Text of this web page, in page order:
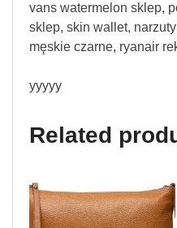
vans watermelon sklep,
sklep, skin wallet,
męskie czarne, ryanair
yyyyy
Related